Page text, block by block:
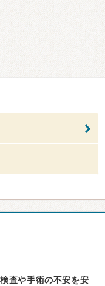
査や手術の不安を安